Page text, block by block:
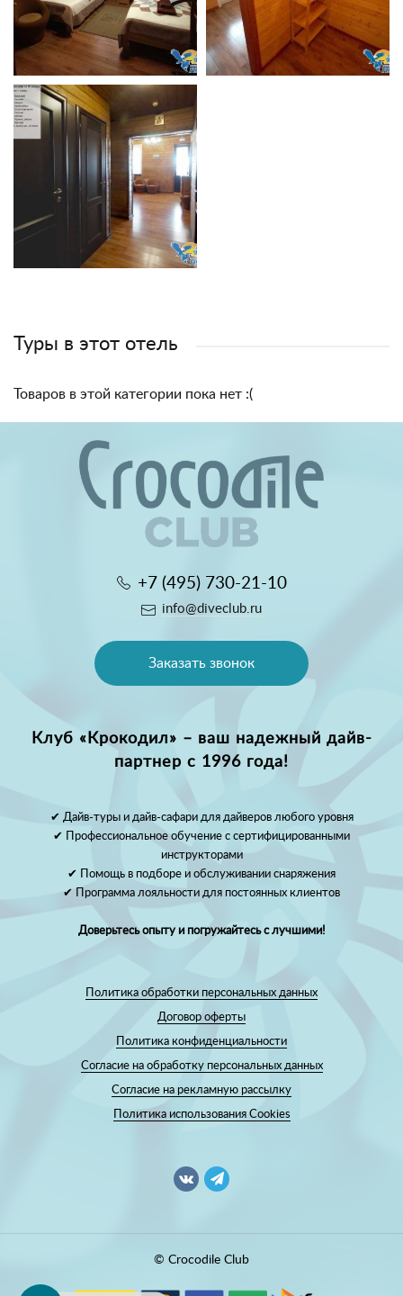
Туры в этот отель
Товаров в этой категории пока нет :(
+7 (495) 730-21-10
info@diveclub.ru
Заказать звонок
Клуб «Крокодил» – ваш надежный дайв-
партнер с 1996 года!
✔ Дайв-туры и дайв-сафари для дайверов любого уровня
✔ Профессиональное обучение с сертифицированными
инструкторами
✔ Помощь в подборе и обслуживании снаряжения
✔ Программа лояльности для постоянных клиентов
Доверьтесь опыту и погружайтесь с лучшими!
Политика обработки персональных данных
Договор оферты
Политика конфиденциальности
Согласие на обработку персональных данных
Согласие на рекламную рассылку
Политика использования Cookies
© Crocodile Club